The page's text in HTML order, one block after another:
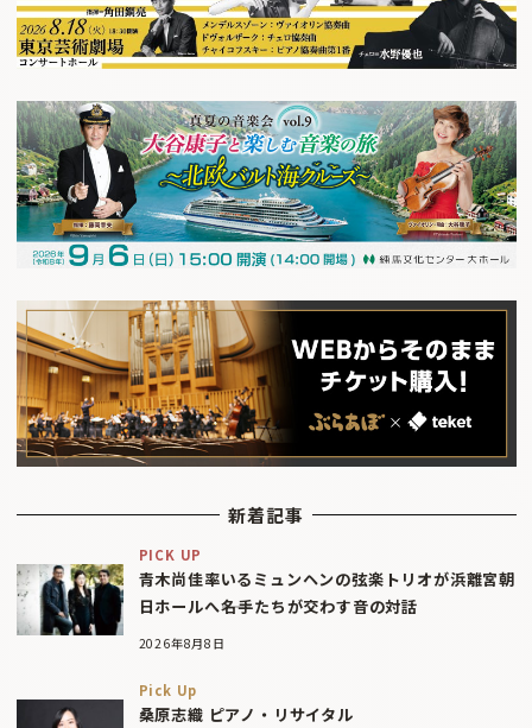
新着記事
PICK UP
青木尚佳率いるミュンヘンの弦楽トリオが浜離宮朝
日ホールへ――名手たちが交わす音の対話
2026年8月8日
Pick Up
桑原志織 ピアノ・リサイタル